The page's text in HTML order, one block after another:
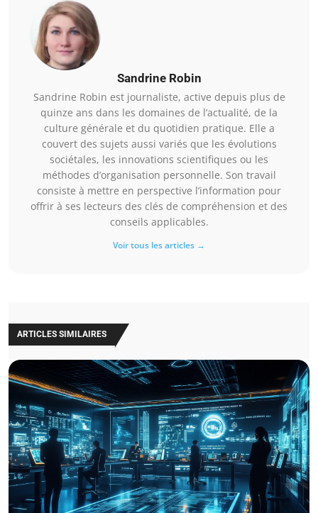
Sandrine Robin
Sandrine Robin est journaliste, active depuis plus de
quinze ans dans les domaines de l’actualité, de la
culture générale et du quotidien pratique. Elle a
couvert des sujets aussi variés que les évolutions
sociétales, les innovations scientifiques ou les
méthodes d’organisation personnelle. Son travail
consiste à mettre en perspective l’information pour
offrir à ses lecteurs des clés de compréhension et des
conseils applicables.
Voir tous les articles →
ARTICLES SIMILAIRES